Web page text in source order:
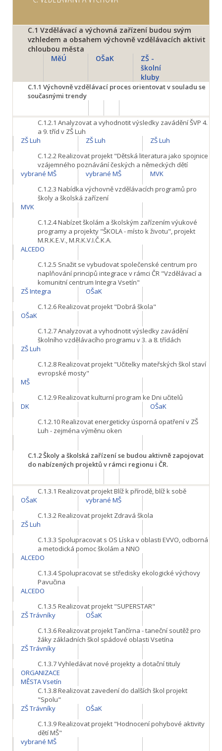
C.1 Vzdělávací a výchovná zařízení budou svým
vzhledem a obsahem výchovně vzdělávacích aktivit
chloubou města
MěÚ
OŠaK
ZŠ -
školní
kluby
C.1.1 Výchovně vzdělávací proces orientovat v souladu se
současnými trendy
C.1.2.1 Analyzovat a vyhodnotit výsledky zavádění ŠVP 4.
a 9. tříd v ZŠ Luh
ZŠ Luh
ZŠ Luh
ZŠ Luh
C.1.2.2Realizovat projekt "Dětská literatura jako spojnice
vzájemného poznávání českých a německých dětí
vybrané MŠ
vybrané MŠ
MVK
C.1.2.3 Nabídka výchovně vzdělávacích programů pro
školy a školská zařízení
MVK
C.1.2.4Nabízet školám a školským zařízením výukové
programy a projekty "ŠKOLA - místo k životu", projekt
M.R.K.E.V., M.R.K.V.I.Č.K.A.
ALCEDO
C.1.2.5 Snažit se vybudovat společenské centrum pro
naplňování principů integrace v rámci ČR "Vzdělávací a
komunitní centrum Integra Vsetín"
ZŠ Integra
OŠaK
C.1.2.6Realizovat projekt "Dobrá škola"
OŠaK
C.1.2.7Analyzovat a vyhodnotit výsledky zavádění
školního vzdělávacího programu v 3. a 8. třídách
ZŠ Luh
C.1.2.8Realizovat projekt "Učitelky mateřských škol staví
evropské mosty"
MŠ
C.1.2.9Realizovat kulturní program ke Dni učitelů
DK
OŠaK
C.1.2.10Realizovat energeticky úsporná opatření v ZŠ
Luh - zejména výměnu oken
C.1.2Školy a školská zařízení se budou aktivně zapojovat
do nabízených projektů v rámci regionu i ČR.
C.1.3.1 Realizovat projekt Blíž k přírodě, blíž k sobě
OŠaK
vybrané MŠ
C.1.3.2Realizovat projekt Zdravá škola
ZŠ Luh
C.1.3.3 Spolupracovat s OS Líska v oblasti EVVO, odborná
a metodická pomoc školám a NNO
ALCEDO
C.1.3.4Spolupracovat se středisky ekologické výchovy
Pavučina
ALCEDO
C.1.3.5 Realizovat projekt "SUPERSTAR"
ZŠ Trávníky
OŠaK
C.1.3.6Realizovat projekt Tančírna - taneční soutěž pro
žáky základních škol spádové oblasti Vsetína
ZŠ Trávníky
C.1.3.7Vyhledávat nové projekty a dotační tituly
ORGANIZACE
MĚSTA Vsetín
C.1.3.8Realizovat zavedení do dalších škol projekt
"Spolu"
ZŠ Trávníky
OŠaK
C.1.3.9Realizovat projekt "Hodnocení pohybové aktivity
dětí MŠ"
vybrané MŠ